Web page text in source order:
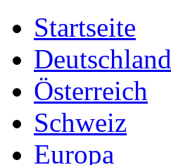
Startseite
Deutschland
Österreich
Schweiz
Europa